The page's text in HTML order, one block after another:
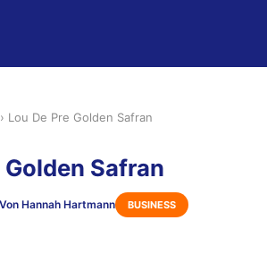
› Lou De Pre Golden Safran
Golden Safran
Von Hannah Hartmann BUSINESS